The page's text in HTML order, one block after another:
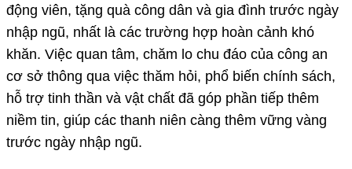
động viên, tặng quà công dân và gia đình trước ngày
nhập ngũ, nhất là các trường hợp hoàn cảnh khó
khăn. Việc quan tâm, chăm lo chu đáo của công an
cơ sở thông qua việc thăm hỏi, phổ biến chính sách,
hỗ trợ tinh thần và vật chất đã góp phần tiếp thêm
niềm tin, giúp các thanh niên càng thêm vững vàng
trước ngày nhập ngũ.